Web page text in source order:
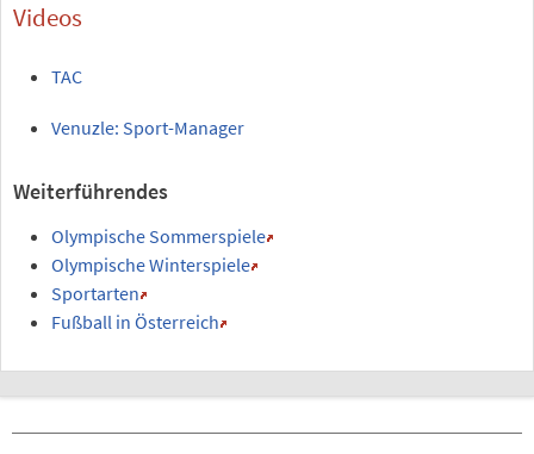
Videos
TAC
Venuzle: Sport-Manager
Weiterführendes
Olympische Sommerspiele
Olympische Winterspiele
Sportarten
Fußball in Österreich